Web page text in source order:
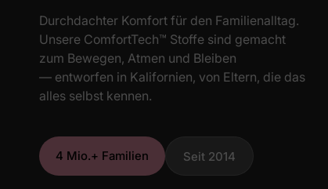
Durchdachter Komfort für den Familienalltag.
Unsere ComfortTech™ Stoffe sind gemacht
zum Bewegen, Atmen und Bleiben
— entworfen in Kalifornien, von Eltern, die das
alles selbst kennen.
4 Mio.+ Familien Seit 2014